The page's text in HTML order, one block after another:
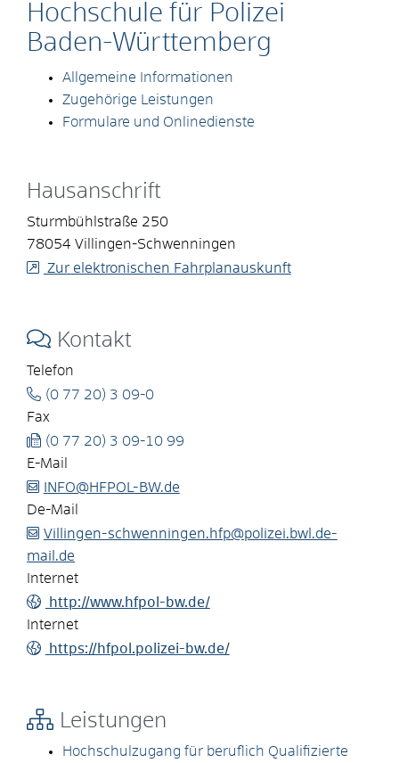
Hochschule für Polizei
Baden-Württemberg
Allgemeine Informationen
Zugehörige Leistungen
Formulare und Onlinedienste
Hausanschrift
Sturmbühlstraße 250
78054 Villingen-Schwenningen
Zur elektronischen Fahrplanauskunft
Kontakt
Telefon
(0 77 20) 3 09-0
Fax
(0 77 20) 3 09-10 99
E-Mail
INFO@HFPOL-BW.de
De-Mail
Villingen-schwenningen.hfp@polizei.bwl.de-
mail.de
Internet
http://www.hfpol-bw.de/
Internet
https://hfpol.polizei-bw.de/
Leistungen
Hochschulzugang für beruflich Qualifizierte